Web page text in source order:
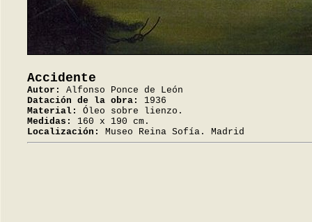
Accidente
Autor:
Alfonso Ponce de León
Datación de la obra:
1936
Material:
Óleo sobre lienzo.
Medidas:
160 x 190 cm.
Localización:
Museo Reina Sofía. Madrid